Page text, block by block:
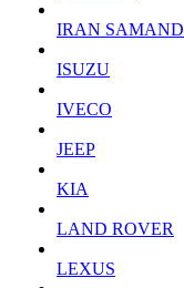
IRAN SAMAND
ISUZU
IVECO
JEEP
KIA
LAND ROVER
LEXUS